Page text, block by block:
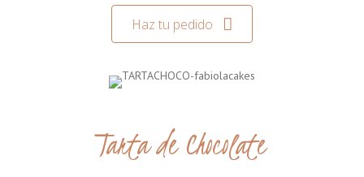
Haz tu pedido
Tarta de Chocolate